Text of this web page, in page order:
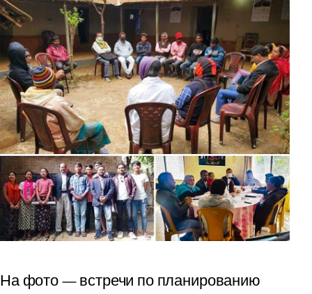
На фото — встречи по планированию